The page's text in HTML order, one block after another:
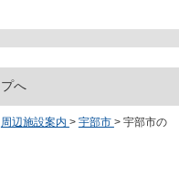
へ
周辺施設案内 > 宇部市 > 宇部市の